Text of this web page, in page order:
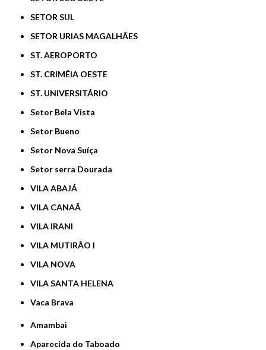
SETOR SUL
SETOR URIAS MAGALHÃES
ST. AEROPORTO
ST. CRIMÉIA OESTE
ST. UNIVERSITÁRIO
Setor Bela Vista
Setor Bueno
Setor Nova Suíça
Setor serra Dourada
VILA ABAJÁ
VILA CANAÃ
VILA IRANI
VILA MUTIRÃO I
VILA NOVA
VILA SANTA HELENA
Vaca Brava
Amambai
Aparecida do Taboado